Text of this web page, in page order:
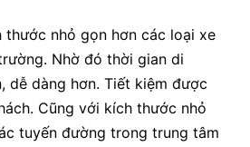
thước nhỏ gọn hơn các loại xe
Nhờ đó thời gian di
dễ dàng hơn. Tiết kiệm được
Cũng với kích thước nhỏ
tuyến đường trong trung tâm